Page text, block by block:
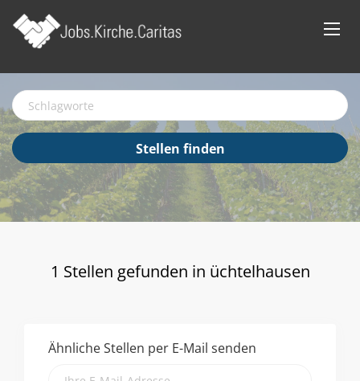
Schlagworte
Stellen
finden
Stellen finden
1 Stellen gefunden in üchtelhausen
Ähnliche Stellen per E-Mail senden